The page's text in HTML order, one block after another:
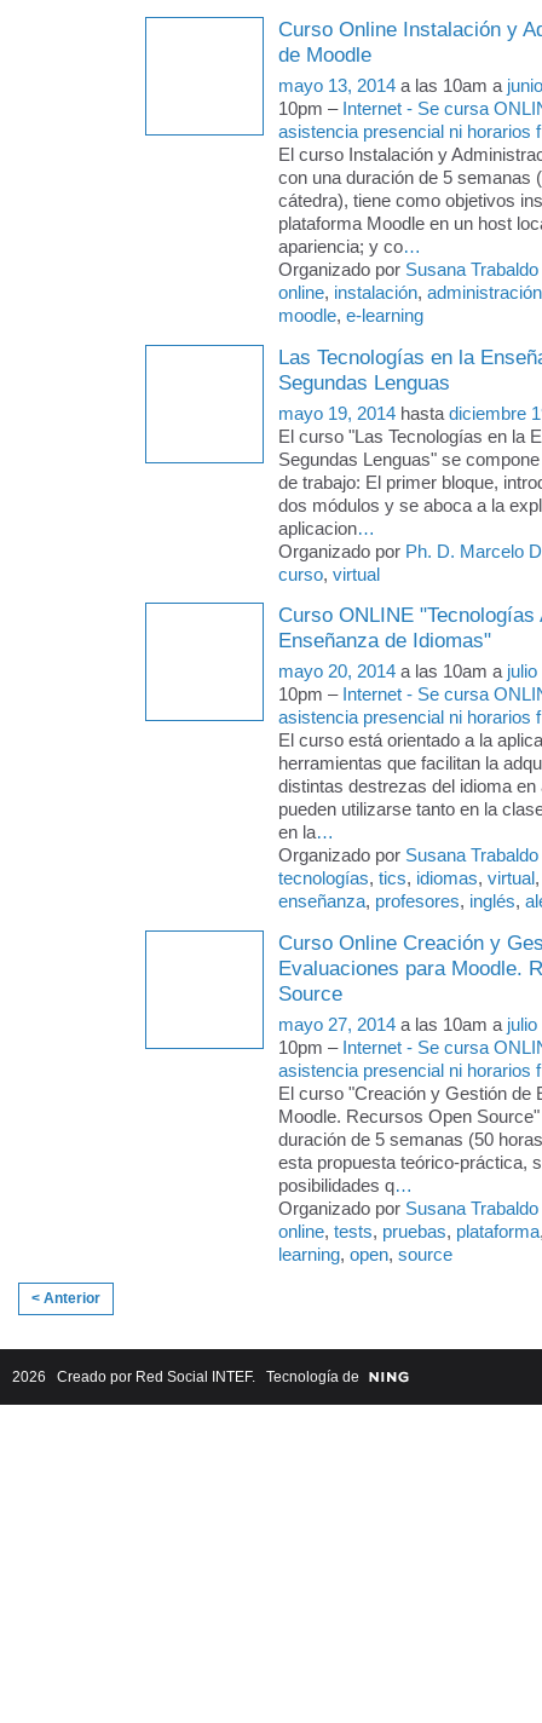
Curso Online Instalación y
de Moodle
mayo 13, 2014 a las 10am a
10pm – Internet - Se cursa
asistencia presencial ni horarios
El curso Instalación y
con una duración de 5 semanas
cátedra), tiene como objetivos
plataforma Moodle en un host
apariencia; y co…
Organizado por Susana Trabaldo
online, instalación, administración
moodle, e-learning
Las Tecnologías en la
Segundas Lenguas
mayo 19, 2014 hasta diciembre
El curso "Las Tecnologías en la
Segundas Lenguas" se
de trabajo: El primer bloque,
dos módulos y se aboca a la
aplicacion…
Organizado por Ph. D. Marcelo
curso, virtual
Curso ONLINE
Enseñanza de Idiomas"
mayo 20, 2014 a las 10am a
10pm – Internet - Se cursa
asistencia presencial ni horarios
El curso está orientado a la
herramientas que facilitan la
distintas destrezas del idioma en
pueden utilizarse tanto en la
en la…
Organizado por Susana Trabaldo
tecnologías, tics, idiomas, virtual
enseñanza, profesores, inglés,
Curso Online Creación y
Evaluaciones para Moodle.
Source
mayo 27, 2014 a las 10am a
10pm – Internet - Se cursa
asistencia presencial ni horarios
El curso "Creación y Gestión de
Moodle. Recursos Open
duración de 5 semanas (50
esta propuesta teórico-práctica,
posibilidades q…
Organizado por Susana Trabaldo
online, tests, pruebas, plataforma
learning, open, source
< Anterior
2026 Creado por Red Social INTEF. Tecnología de